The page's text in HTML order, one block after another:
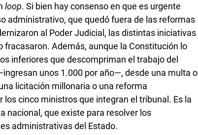
loop. Si bien hay consenso en que es urgente
administrativo, que quedó fuera de las reformas
al Poder Judicial, las distintas iniciativas
fracasaron. Además, aunque la Constitución lo
inferiores que descompriman el trabajo del
unos 1.000 por año—, desde una multa o
licitación millonaria o una reforma
cinco ministros que integran el tribunal. Es la
nacional, que existe para resolver los
administrativas del Estado.